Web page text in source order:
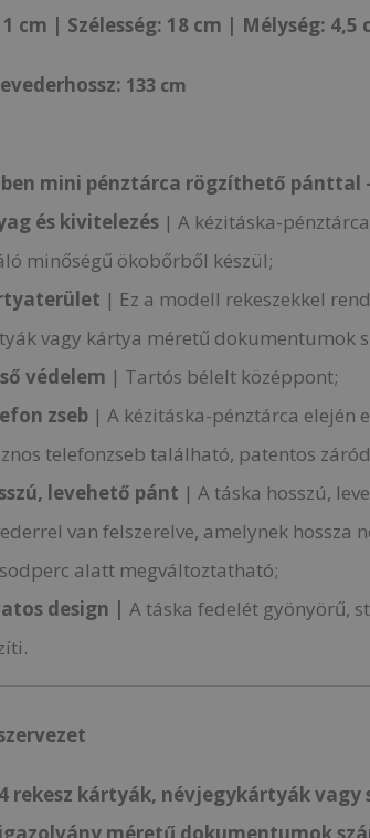
cm | Szélesség: 18 cm | Mélység: 4,5
133 cm
ben mini pénztárca rögzíthető pánttal
és kivitelezés | A kézitáska-
minőségű ökobőrből készül;
| Ez a modell rekeszekkel
vagy kártya méretű dokumentumok
védelem | Tartós bélelt középpont;
zseb| A kézitáska-pénztárca elején
telefonzseb található, patentos
levehető pánt | A táska hosszú,
van felszerelve, amelynek hossza
alatt megváltoztatható;
design | A táska fedelét gyönyörű,
4 rekesz kártyák, névjegykártyák vagy
igazolvány méretű dokumentumok